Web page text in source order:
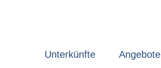
Unterkünfte Angebote